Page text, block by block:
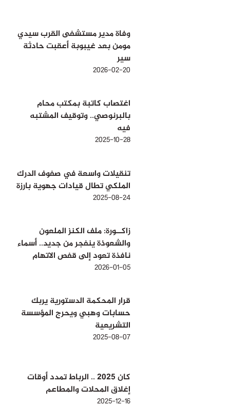
وفاة مدير مستشفى القرب سيدي
مومن بعد غيبوبة أعقبت حادثة
سير
2026-02-20
اغتصاب كاتبة بمكتب محام
بالبرنوصي.. وتوقيف المشتبه
فيه
2025-10-28
تنقيلات واسعة في صفوف الدرك
الملكي تطال قيادات جهوية بارزة
2025-08-24
زاكــورة: ملف الكنز الملعون
والشعوذة ينفجر من جديد.. أسماء
نافذة تعود إلى قفص الاتهام
2026-01-05
قرار المحكمة الدستورية يربك
حسابات وهبي ويحرج المؤسسة
التشريعية
2025-08-07
كان 2025 .. الرباط تمدد أوقات
إغلاق المحلات والمطاعم
2025-12-16